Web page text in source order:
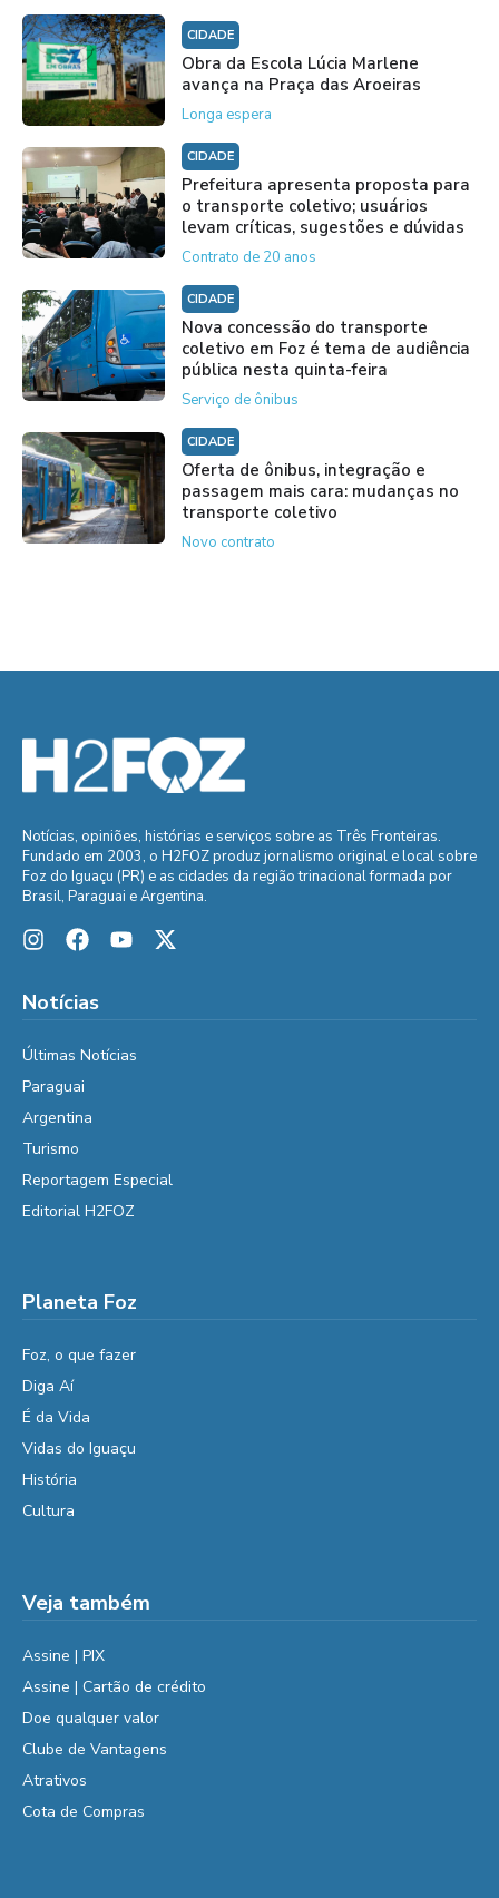
CIDADE
Obra da Escola Lúcia Marlene
avança na Praça das Aroeiras
Longa espera
CIDADE
Prefeitura apresenta proposta para
o transporte coletivo; usuários
levam críticas, sugestões e dúvidas
Contrato de 20 anos
CIDADE
Nova concessão do transporte
coletivo em Foz é tema de audiência
pública nesta quinta-feira
Serviço de ônibus
CIDADE
Oferta de ônibus, integração e
passagem mais cara: mudanças no
transporte coletivo
Novo contrato
Notícias, opiniões, histórias e serviços sobre as Três Fronteiras.
Fundado em 2003, o H2FOZ produz jornalismo original e local sobre
Foz do Iguaçu (PR) e as cidades da região trinacional formada por
Brasil, Paraguai e Argentina.
Notícias
Últimas Notícias
Paraguai
Argentina
Turismo
Reportagem Especial
Editorial H2FOZ
Planeta Foz
Foz, o que fazer
Diga Aí
É da Vida
Vidas do Iguaçu
História
Cultura
Veja também
Assine | PIX
Assine | Cartão de crédito
Doe qualquer valor
Clube de Vantagens
Atrativos
Cota de Compras